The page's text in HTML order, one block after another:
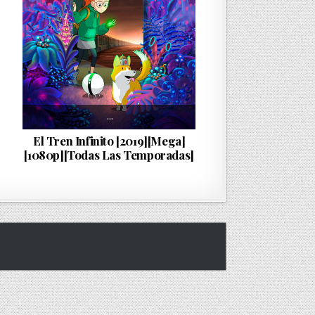
…
El Tren Infinito [2019][Mega]
[1080p][Todas Las Temporadas]